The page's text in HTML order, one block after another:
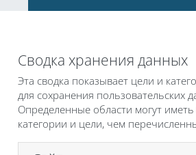
Сводка хранения данных
Эта сводка показывает цели и
для сохранения пользовательских
Определенные области могут
категории и цели, чем